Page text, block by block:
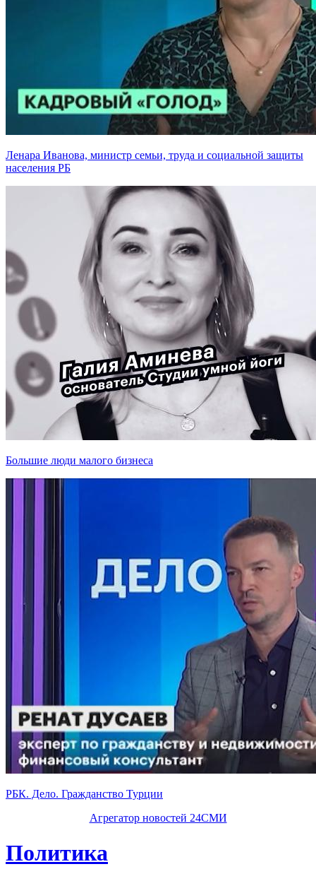
Ленара Иванова, министр семьи, труда и социальной защиты
населения РБ
Большие люди малого бизнеса
РБК. Дело. Гражданство Турции
Агрегатор новостей 24СМИ
Политика